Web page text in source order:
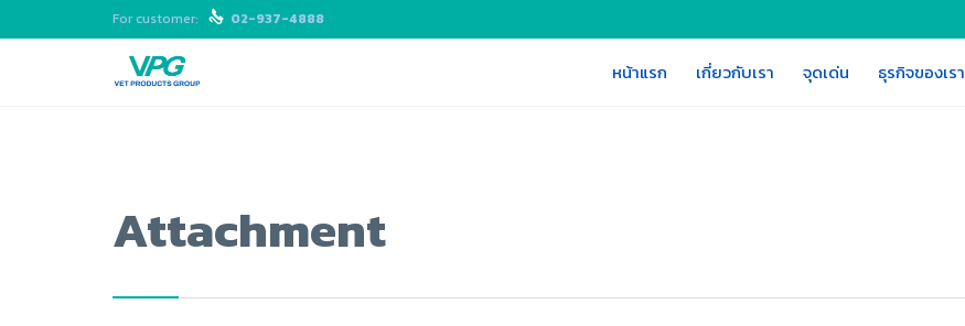
For customer:  02-937-4888
หน้าแรก เกี่ยวกับเรา จุดเด่น ธุรกิจของเรา
Attachment